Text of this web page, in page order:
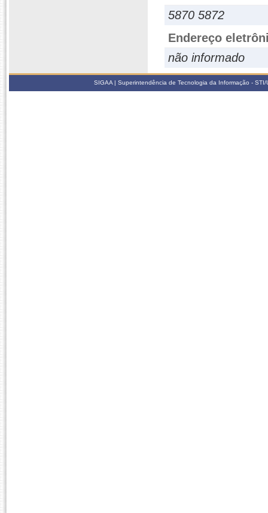
5870 5872
Endereço
não informado
SIGAA | Superintendência de Tecnologia da Informação -